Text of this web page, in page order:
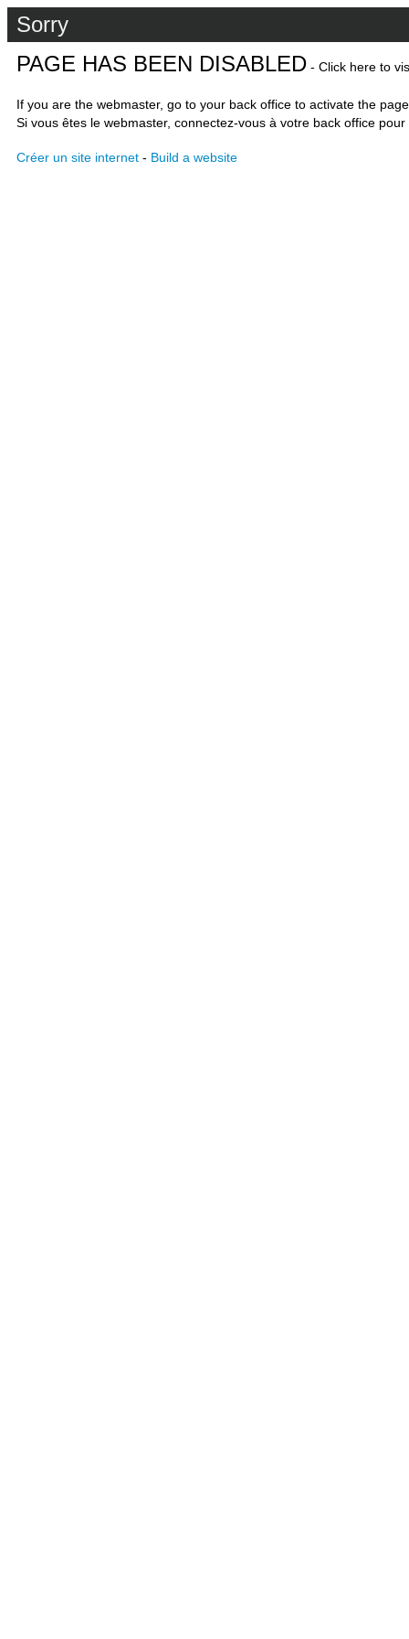
Sorry
PAGE HAS BEEN DISABLED - Click here to
If you are the webmaster, go to your back office to activate the
Si vous êtes le webmaster, connectez-vous à votre back office
Créer un site internet - Build a website